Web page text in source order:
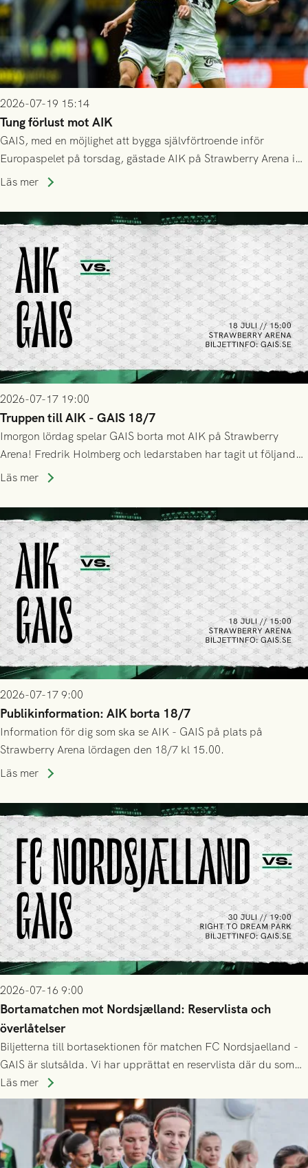
2026-07-19 15:14
Tung förlust mot AIK
GAIS, med en möjlighet att bygga självförtroende inför
Europaspelet på torsdag, gästade AIK på Strawberry Arena i
Stockholm . Men trots konstant hotande i första halvlek av
lyckades få in 2-0.
Läs mer
2026-07-17 19:00
Truppen till AIK - GAIS 18/7
Imorgon lördag spelar GAIS borta mot AIK på Strawberry
Arena! Fredrik Holmberg och ledarstaben har tagit ut följande
trupp till matchen:
Läs mer
2026-07-17 9:00
Publikinformation: AIK borta 18/7
Information för dig som ska se AIK - GAIS på plats på
Strawberry Arena lördagen den 18/7 kl 15.00.
Läs mer
2026-07-16 9:00
Bortamatchen mot Nordsjælland: Reservlista och
överlåtelser
Biljetterna till bortasektionen för matchen FC Nordsjaelland -
GAIS är slutsålda. Vi har upprättat en reservlista där du som
ännu inte har någon biljett kan anmäla ditt intresse. Du kan
inte själv överlåta din biljett till någon annan.
Läs mer